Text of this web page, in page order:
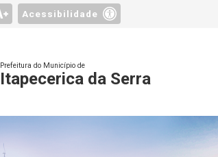
Acessibilidade
Prefeitura do Município de
Itapecerica da Serra